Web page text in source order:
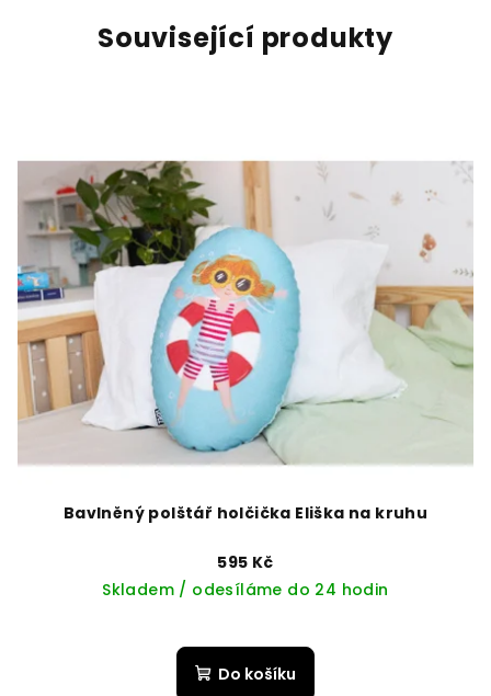
Související produkty
Bavlněný polštář holčička Eliška na kruhu
595 Kč
Skladem / odesíláme do 24 hodin
Do košíku